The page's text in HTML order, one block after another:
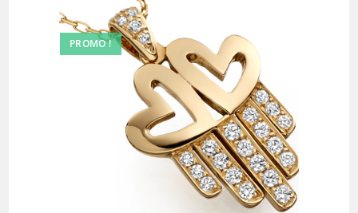
PROMO !